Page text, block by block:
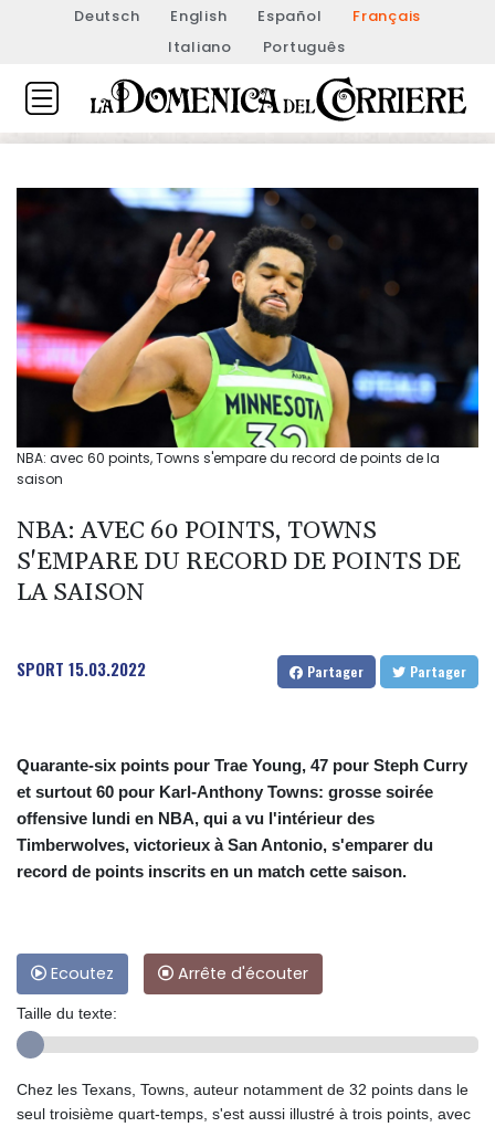
Deutsch English Español
Français
Italiano
Português
NBA: avec 60 points, Towns s'empare du record de points de la
saison
NBA: AVEC 60 POINTS, TOWNS
S'EMPARE DU RECORD DE POINTS DE
LA SAISON
SPORT 15.03.2022 Partager Partager
Quarante-six points pour Trae Young, 47 pour Steph Curry
et surtout 60 pour Karl-Anthony Towns: grosse soirée
offensive lundi en NBA, qui a vu l'intérieur des
Timberwolves, victorieux à San Antonio, s'emparer du
record de points inscrits en un match cette saison.
Ecoutez Arrête d'écouter
Taille du texte:
Chez les Texans, Towns, auteur notamment de 32 points dans le
seul troisième quart-temps, s'est aussi illustré à trois points, avec